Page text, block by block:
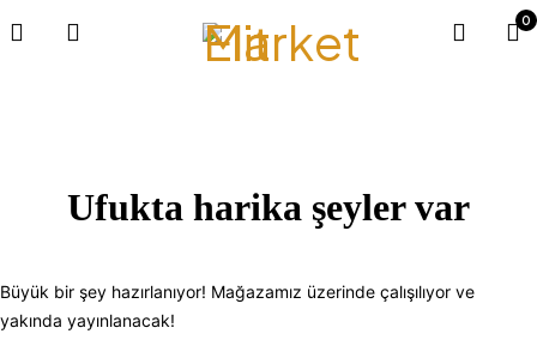
0
Ufukta harika şeyler var
Büyük bir şey hazırlanıyor! Mağazamız üzerinde çalışılıyor ve
yakında yayınlanacak!